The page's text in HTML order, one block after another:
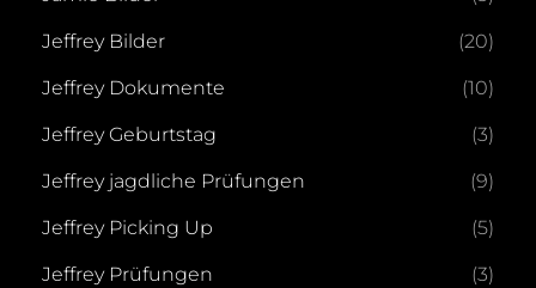
Jeffrey Bilder (20)
Jeffrey Dokumente (10)
Jeffrey Geburtstag (3)
Jeffrey jagdliche Prüfungen (9)
Jeffrey Picking Up (5)
Jeffrey Prüfungen (3)